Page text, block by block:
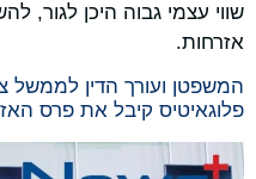
שווי עצמי גבוה היכן לגור,
אזרחות.
המשפטן ועורך הדין לממשל
פלוגאיטיס קיבל את פרס